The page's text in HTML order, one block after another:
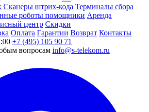
Сканеры штрих-кода Терминалы сбора
роботы помощники Аренда
центр Скидки
Оплата Гарантии Возврат Контакты
+7 (495) 105 90 71
вопросам info@s-telekom.ru